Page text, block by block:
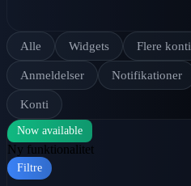
Alle Widgets Flere konti
Anmeldelser Notifikationer
Konti
Now available
Ny funktionalitet
Filtre